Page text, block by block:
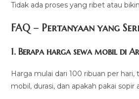
Tidak ada proses yang ribet atau
FAQ – Pertanyaan yang
1. Berapa harga sewa mobil di
Harga mulai dari 100 ribuan per
mobil, durasi, dan apakah pakai sopir